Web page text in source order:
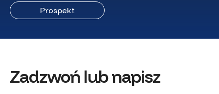
Prospekt
Zadzwoń lub napisz